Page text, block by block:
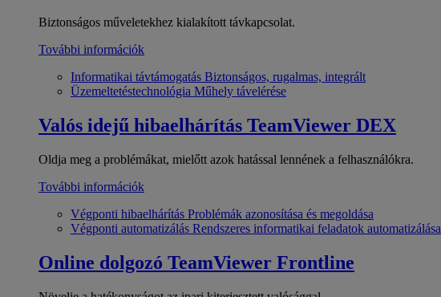
Biztonságos műveletekhez kialakított távkapcsolat.
További információk
Informatikai távtámogatás Biztonságos, rugalmas, integrált
Üzemeltetéstechnológia Műhely távelérése
Valós idejű hibaelhárítás TeamViewer DEX
Oldja meg a problémákat, mielőtt azok hatással lennének a felhasználókra.
További információk
Végponti hibaelhárítás Problémák azonosítása és megoldása
Végponti automatizálás Rendszeres informatikai feladatok automatizálása
Online dolgozó TeamViewer Frontline